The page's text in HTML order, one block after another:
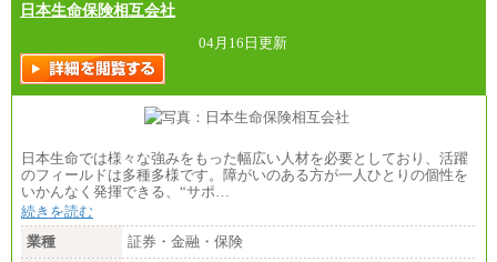
日本生命保険相互会社
04月16日更新
日本生命では様々な強みをもった幅広い人材を必要としており、活躍
のフィールドは多種多様です。障がいのある方が一人ひとりの個性を
いかんなく発揮できる、“サポ…
続きを読む
業種
証券・金融・保険